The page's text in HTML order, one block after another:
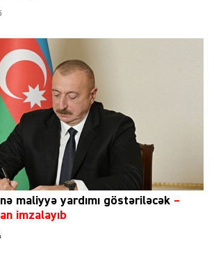
maliyyə yardımı göstəriləcək –
imzalayıb